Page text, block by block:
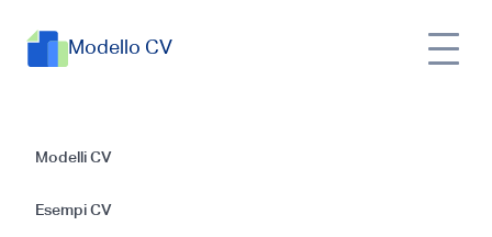
Modello CV
Modelli CV
Esempi CV
Guida Pratica:
Scrivere un Modello